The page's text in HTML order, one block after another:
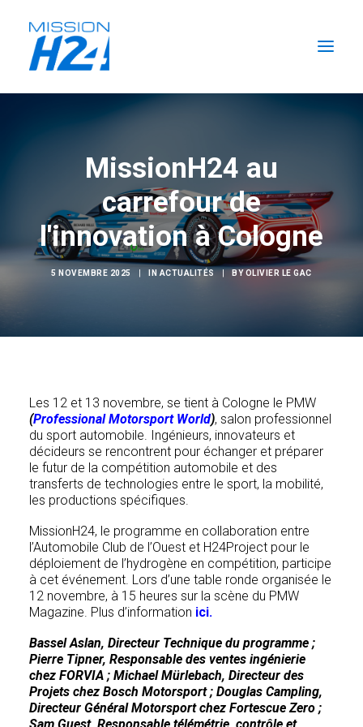
LES ACTUALITÉS
L’ÉCURIE
FORMATIONS H2
RECHERCHER
MissionH24 au
carrefour de
l'innovation à Cologne
5 NOVEMBRE 2025 IN ACTUALITÉS BYOLIVIER LE GAC
Les 12 et 13 novembre, se tient à Cologne le PMW
(Professional Motorsport World), salon professionnel
du sport automobile. Ingénieurs, innovateurs et
décideurs se rencontrent pour échanger et préparer
le futur de la compétition automobile et des
transferts de technologies entre le sport, la mobilité,
les productions spécifiques.
MissionH24, le programme en collaboration entre
l’Automobile Club de l’Ouest et H24Project pour le
déploiement de l’hydrogène en compétition, participe
à cet événement. Lors d’une table ronde organisée le
12 novembre, à 15 heures sur la scène du PMW
Magazine. Plus d’information ici.
Bassel Aslan, Directeur Technique du programme ;
Pierre Tipner, Responsable des ventes ingénierie
chez FORVIA ; Michael Mürlebach, Directeur des
Projets chez Bosch Motorsport ; Douglas Campling,
Directeur Général Motorsport chez Fortescue Zero ;